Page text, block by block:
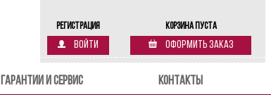
Регистрация
Войти
Корзина пуста
Оформить заказ
Гарантии и сервис Контакты